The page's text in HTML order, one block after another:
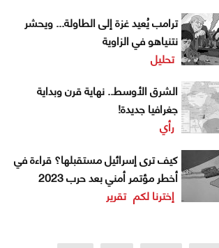
ترامب يُعيد غزة إلى الطاولة... ويحشر
نتنياهو في الزاوية
تحليل
الشرق الأوسط.. نهاية قرن وبداية
جغرافيا جديدة!
رأي
كيف ترى إسرائيل مستقبلها؟ قراءة في
أخطر مؤتمر أمني بعد حرب 2023
إخترنا لكم تقرير